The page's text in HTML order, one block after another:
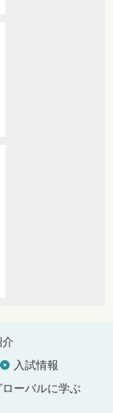
入試情報
ローバルに学ぶ